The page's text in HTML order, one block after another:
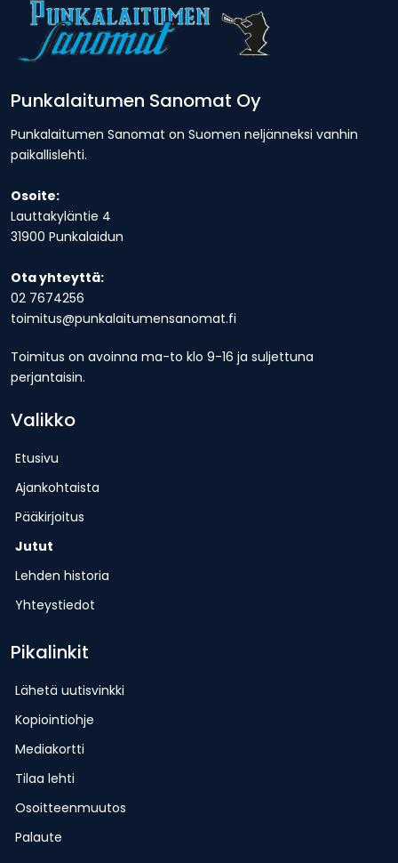
Punkalaitumen Sanomat Oy
Punkalaitumen Sanomat on Suomen neljänneksi vanhin
paikallislehti.
Osoite:
Lauttakyläntie 4
31900 Punkalaidun
Ota yhteyttä:
02 7674256
toimitus@punkalaitumensanomat.fi
Toimitus on avoinna ma-to klo 9-16 ja suljettuna
perjantaisin.
Valikko
Etusivu
Ajankohtaista
Pääkirjoitus
Jutut
Lehden historia
Yhteystiedot
Pikalinkit
Lähetä uutisvinkki
Kopiointiohje
Mediakortti
Tilaa lehti
Osoitteenmuutos
Palaute